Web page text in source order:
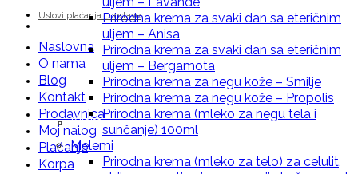
Uslovi plaćanja i dostave
Naslovna
O nama
Blog
Kontakt
Prodavnica
Moj nalog
Plaćanje
Korpa
Prirodne kreme i melemi
Kreme za lice i telo
Prirodna krema za svaki dan sa eteričnim
uljem – Anisa
Prirodna krema za svaki dan sa eteričnim
uljem – Bergamota
Prirodna krema za negu kože – Smilje
Prirodna krema za negu kože – Propolis
Prirodna krema (mleko za negu tela i
sunčanje) 100ml
Melemi
Prirodna krema (mleko za telo) za celulit,